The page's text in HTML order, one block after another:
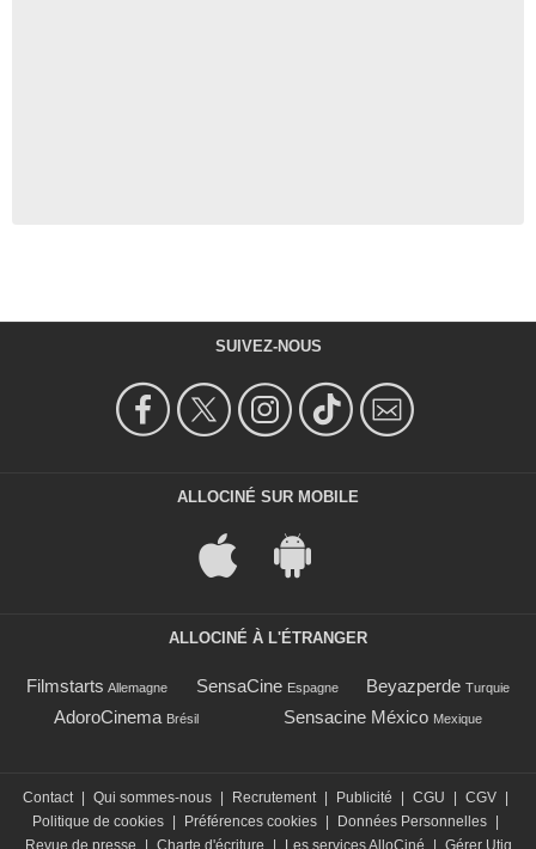
SUIVEZ-NOUS
ALLOCINÉ SUR MOBILE
ALLOCINÉ À L'ÉTRANGER
Filmstarts Allemagne SensaCine Espagne Beyazperde Turquie
AdoroCinema Brésil Sensacine México Mexique
Contact Qui sommes-nous Recrutement Publicité CGU CGV
Politique de cookies
Préférences cookies Données Personnelles